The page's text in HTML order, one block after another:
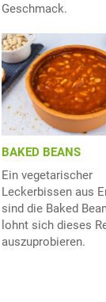
Geschmack.
BAKED BEANS
Ein vegetarischer
Leckerbissen aus
sind die Baked
lohnt sich dieses
auszuprobieren.